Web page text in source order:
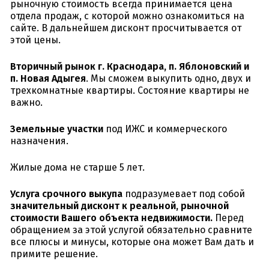
рыночную стоимость всегда принимается цена
отдела продаж, с которой можно ознакомиться на
сайте. В дальнейшем дисконт просчитывается от
этой цены.
Вторичный рынок г. Краснодара, п. Яблоновский и
п. Новая Адыгея. Мы сможем выкупить одно, двух и
трехкомнатные квартиры. Состояние квартиры не
важно.
Земельные участки под ИЖС и коммерческого
назначения.
Жилые дома не старше 5 лет.
Услуга срочного выкупа подразумевает под собой
значительный дисконт к реальной, рыночной
стоимости Вашего объекта недвижимости. Перед
обращением за этой услугой обязательно сравните
все плюсы и минусы, которые она может Вам дать и
примите решение.